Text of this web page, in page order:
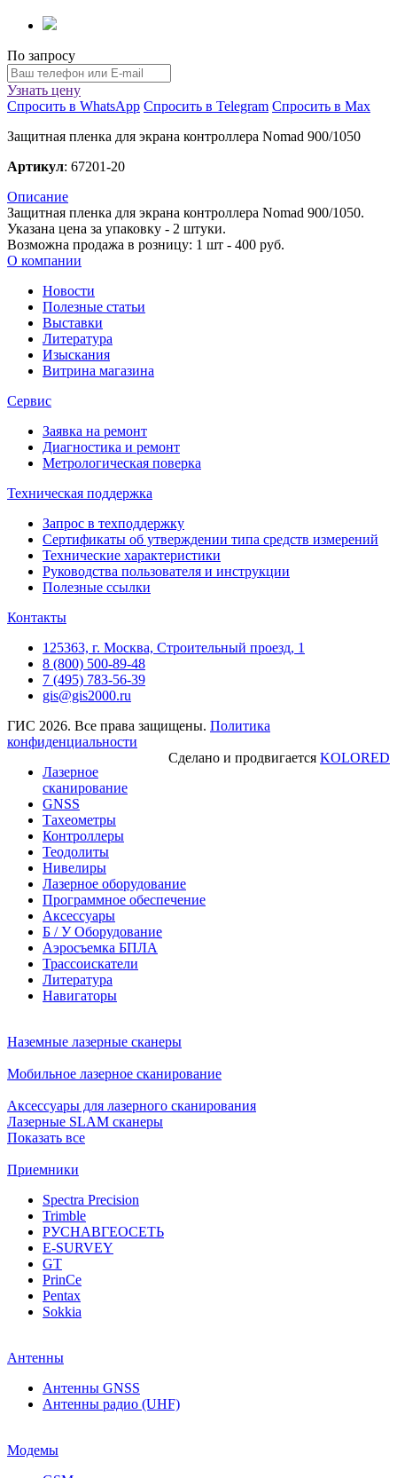
По запросу
Узнать цену
Спросить в WhatsApp Спросить в Telegram Спросить в Max
Защитная пленка для экрана контроллера Nomad 900/1050
Артикул: 67201-20
Описание
Защитная пленка для экрана контроллера Nomad 900/1050.
Указана цена за упаковку - 2 штуки.
Возможна продажа в розницу: 1 шт - 400 руб.
О компании
Новости
Полезные статьи
Выставки
Литература
Изыскания
Витрина магазина
Сервис
Заявка на ремонт
Диагностика и ремонт
Метрологическая поверка
Техническая поддержка
Запрос в техподдержку
Сертификаты об утверждении типа средств измерений
Технические характеристики
Руководства пользователя и инструкции
Полезные ссылки
Контакты
125363, г. Москва, Строительный проезд, 1
8 (800) 500-89-48
7 (495) 783-56-39
gis@gis2000.ru
ГИС 2026. Все права защищены. Политика
конфиденциальности
Сделано и продвигается KOLORED
Лазерное
сканирование
GNSS
Тахеометры
Контроллеры
Теодолиты
Нивелиры
Лазерное оборудование
Программное обеспечение
Аксессуары
Б / У Оборудование
Аэросъемка БПЛА
Трассоискатели
Литература
Навигаторы
Наземные лазерные сканеры
Мобильное лазерное сканирование
Аксессуары для лазерного сканирования
Лазерные SLAM сканеры
Показать все
Приемники
Spectra Precision
Trimble
РУСНАВГЕОСЕТЬ
E-SURVEY
GT
PrinCe
Pentax
Sokkia
Антенны
Антенны GNSS
Антенны радио (UHF)
Модемы